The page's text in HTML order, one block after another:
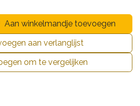
Aan winkelmandje toevoegen
om te vergelijken
aan verlanglijst